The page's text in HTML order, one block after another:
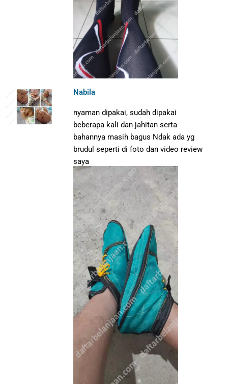
Nabila
nyaman dipakai, sudah dipakai
beberapa kali dan jahitan serta
bahannya masih bagus Ndak ada yg
brudul seperti di foto dan video review
saya